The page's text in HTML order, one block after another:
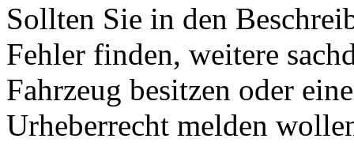
Sollten Sie in den
Fehler finden, weitere
Fahrzeug besitzen oder
Urheberrecht melden